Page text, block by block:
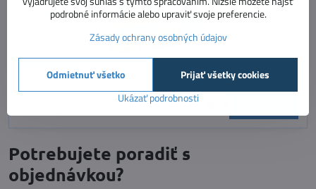
Hladná príšerka
veselá spoločenská hra
26,50 €
Potrebujete poradiť s
objednávkou?
podrobné informácie alebo upraviť svoje preferencie.
Zásady ochrany osobných údajov
Ukázať podrobnosti
Prijať všetky cookies
Odmietnuť všetko